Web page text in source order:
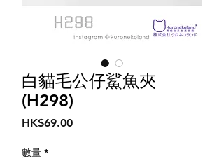
白貓毛公仔鯊魚夾
(H298)
HK$69.00價
數量 *